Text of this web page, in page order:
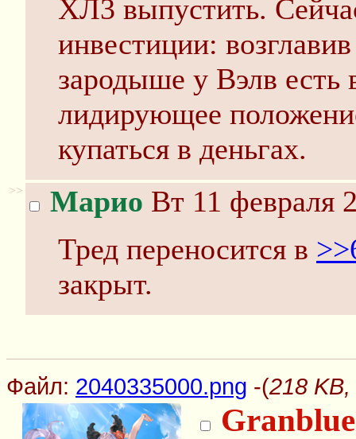
ХЛ3 выпустить.
инвестиции:
зародыше у Вэлв есть
лидирующее
купаться в деньгах.
>> Марио Вт 11 февраля
Тред переносится в
закрыт.
Файл: 2040335000.png -(218